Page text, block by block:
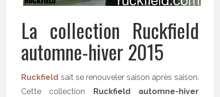
La collection Ruckfield
automne-hiver 2015
Ruckfield sait se renouveler saison après saison.
Cette collection
Ruckfield automne-hiver